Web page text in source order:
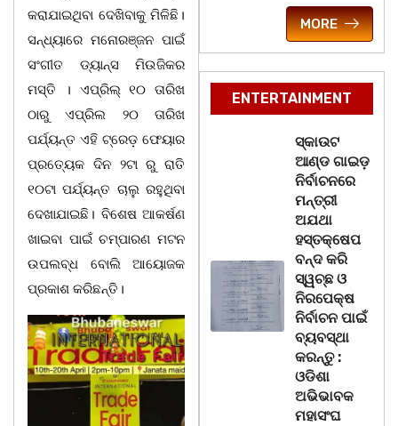
କରାଯାଇଥିବା ଦେଖିବାକୁ ମିଳିଛି।
ସନ୍ଧ୍ୟାରେ ମନୋରଞ୍ଜନ ପାଇଁ
ସଂଗୀତ ଡ୍ୟାନ୍ସ ମିଉଜିକର
ମସ୍ତି । ଏପ୍ରିଲ୍ ୧୦ ତାରିଖ
ଠାରୁ ଏପ୍ରିଲ ୨୦ ତାରିଖ
ପର୍ଯ୍ୟନ୍ତ ଏହି ଟ୍ରେଡ଼ ଫେୟାର
ପ୍ରତ୍ୟେକ ଦିନ ୨ଟା ରୁ ରାତି
୧୦ଟା ପର୍ଯ୍ୟନ୍ତ ଚାଲୁ ରହୁଥିବା
ଦେଖାଯାଇଛି। ବିଶେଷ ଆକର୍ଷଣ
ଖାଇବା ପାଇଁ ଚମ୍ପାରଣ ମଟନ
ଉପଲବ୍ଧ ବୋଲି ଆୟୋଜକ
ପ୍ରକାଶ କରିଛନ୍ତି।
MORE
ENTERTAINMENT
ସ୍କାଉଟ
ଆଣ୍ଡ ଗାଇଡ଼
ନିର୍ବାଚନରେ
ମନ୍ତ୍ରୀ
ଅଯଥା
ହସ୍ତକ୍ଷେପ
ବନ୍ଦ କରି
ସ୍ୱଚ୍ଛ ଓ
ନିରପେକ୍ଷ
ନିର୍ବାଚନ ପାଇଁ
ବ୍ୟବସ୍ଥା
କରନ୍ତୁ :
ଓଡିଶା
ଅଭିଭାବକ
ମହାସଂଘ